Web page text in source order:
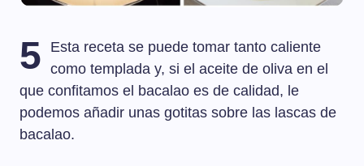
5
Esta receta se puede tomar tanto caliente
como templada y, si el aceite de oliva en el
que confitamos el bacalao es de calidad, le
podemos añadir unas gotitas sobre las lascas de
bacalao.